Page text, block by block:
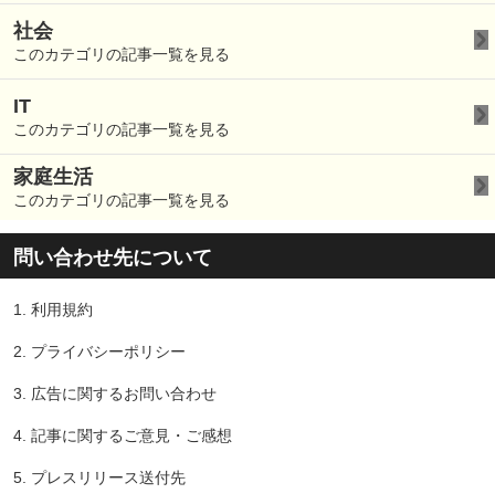
社会
このカテゴリの記事一覧を見る
IT
このカテゴリの記事一覧を見る
家庭生活
このカテゴリの記事一覧を見る
問い合わせ先について
1. 利用規約
2. プライバシーポリシー
3. 広告に関するお問い合わせ
4. 記事に関するご意見・ご感想
5. プレスリリース送付先